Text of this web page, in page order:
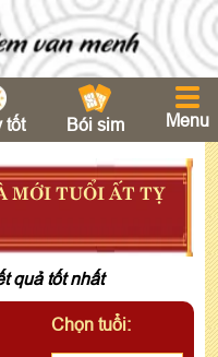
tốt Bói sim Menu
MỚI TUỔI ẤT TỴ
quả tốt nhất
Chọn tuổi: